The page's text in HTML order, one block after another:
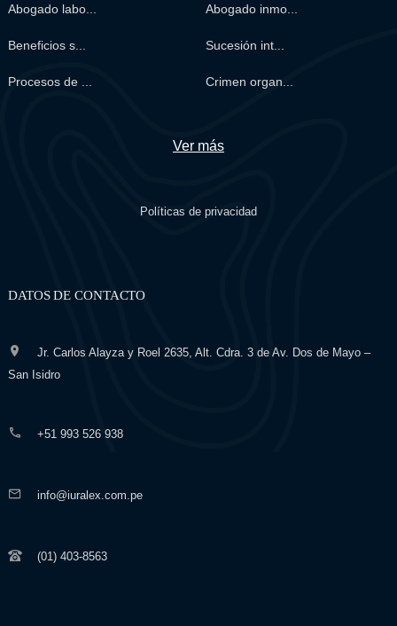
Abogado labo... Abogado inmo...
Beneficios s... Sucesión int...
Procesos de ... Crimen organ...
Ver más
Políticas de privacidad
DATOS DE CONTACTO
Jr. Carlos Alayza y Roel 2635, Alt. Cdra. 3 de Av. Dos de Mayo –
San Isidro
+51 993 526 938
info@iuralex.com.pe
(01) 403-8563